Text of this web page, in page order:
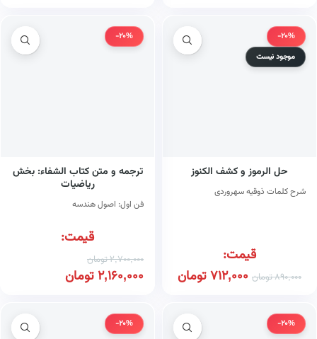
-20%
موجود نیست
حل الرموز و کشف الکنوز
شرح کلمات ذوقیه سهروردی
قیمت:
890,000تومان 712,000تومان
-20%
ترجمه و متن کتاب الشفاء: بخش
ریاضیات
فن اول: اصول هندسه
قیمت:
2,700,000تومان
2,160,000تومان
-20%
-20%